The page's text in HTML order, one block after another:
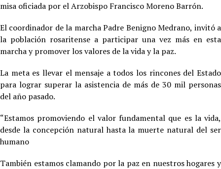
misa oficiada por el Arzobispo Francisco Moreno Barrón.
El coordinador de la marcha Padre Benigno Medrano, invitó a
la población rosaritense a participar una vez más en esta
marcha y promover los valores de la vida y la paz.
La meta es llevar el mensaje a todos los rincones del Estado
para lograr superar la asistencia de más de 30 mil personas
del año pasado.
“Estamos promoviendo el valor fundamental que es la vida,
desde la concepción natural hasta la muerte natural del ser
humano
También estamos clamando por la paz en nuestros hogares y